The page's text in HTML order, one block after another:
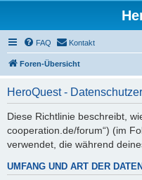
FAQ Kontakt
Foren-Übersicht
HeroQuest -
Diese Richtlinie beschreibt,
cooperation.de/forum“) (im
verwendet, die während
UMFANG UND ART DER